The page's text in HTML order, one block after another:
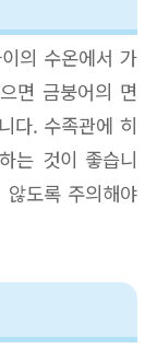
의 수온에서 가
면 금붕어의 면
다. 수족관에 히
는 것이 좋습니
도록 주의해야